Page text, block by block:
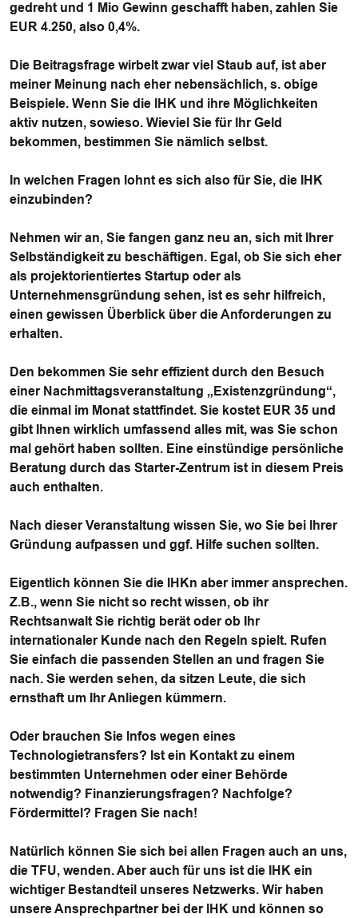
gedreht und 1 Mio Gewinn geschafft haben, zahlen Sie
EUR 4.250, also 0,4%.
Die Beitragsfrage wirbelt zwar viel Staub auf, ist aber
meiner Meinung nach eher nebensächlich, s. obige
Beispiele. Wenn Sie die IHK und ihre Möglichkeiten
aktiv nutzen, sowieso. Wieviel Sie für Ihr Geld
bekommen, bestimmen Sie nämlich selbst.
In welchen Fragen lohnt es sich also für Sie, die IHK
einzubinden?
Nehmen wir an, Sie fangen ganz neu an, sich mit Ihrer
Selbständigkeit zu beschäftigen. Egal, ob Sie sich eher
als projektorientiertes Startup oder als
Unternehmensgründung sehen, ist es sehr hilfreich,
einen gewissen Überblick über die Anforderungen zu
erhalten.
Den bekommen Sie sehr effizient durch den Besuch
einer Nachmittagsveranstaltung „Existenzgründung“,
die einmal im Monat stattfindet. Sie kostet EUR 35 und
gibt Ihnen wirklich umfassend alles mit, was Sie schon
mal gehört haben sollten. Eine einstündige persönliche
Beratung durch das Starter-Zentrum ist in diesem Preis
auch enthalten.
Nach dieser Veranstaltung wissen Sie, wo Sie bei Ihrer
Gründung aufpassen und ggf. Hilfe suchen sollten.
Eigentlich können Sie die IHKn aber immer ansprechen.
Z.B., wenn Sie nicht so recht wissen, ob ihr
Rechtsanwalt Sie richtig berät oder ob Ihr
internationaler Kunde nach den Regeln spielt. Rufen
Sie einfach die passenden Stellen an und fragen Sie
nach. Sie werden sehen, da sitzen Leute, die sich
ernsthaft um Ihr Anliegen kümmern.
Oder brauchen Sie Infos wegen eines
Technologietransfers? Ist ein Kontakt zu einem
bestimmten Unternehmen oder einer Behörde
notwendig? Finanzierungsfragen? Nachfolge?
Fördermittel? Fragen Sie nach!
Natürlich können Sie sich bei allen Fragen auch an uns,
die TFU, wenden. Aber auch für uns ist die IHK ein
wichtiger Bestandteil unseres Netzwerks. Wir haben
unsere Ansprechpartner bei der IHK und können so